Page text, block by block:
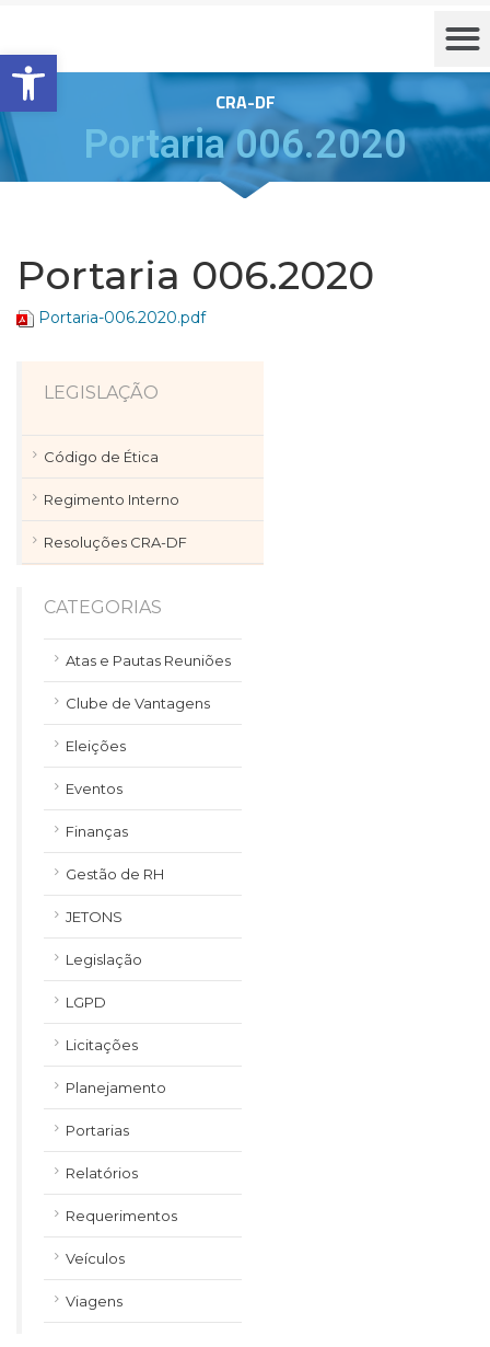
Barra de Ferramentas Aberta
CRA-DF
Portaria 006.2020
Portaria 006.2020
Portaria-006.2020.pdf
LEGISLAÇÃO
Código de Ética
Regimento Interno
Resoluções CRA-DF
CATEGORIAS
Atas e Pautas Reuniões
Clube de Vantagens
Eleições
Eventos
Finanças
Gestão de RH
JETONS
Legislação
LGPD
Licitações
Planejamento
Portarias
Relatórios
Requerimentos
Veículos
Viagens